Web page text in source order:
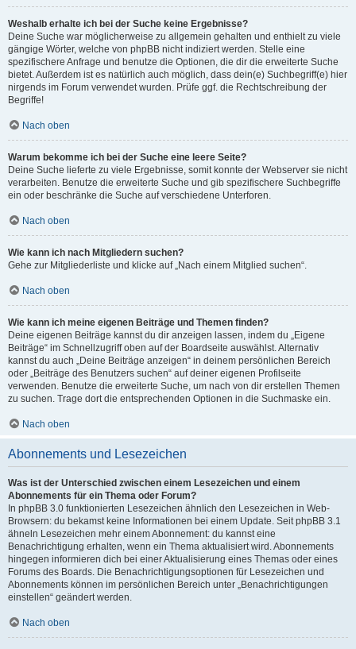
Weshalb erhalte ich bei der Suche keine Ergebnisse?
Deine Suche war möglicherweise zu allgemein gehalten und enthielt zu viele
gängige Wörter, welche von phpBB nicht indiziert werden. Stelle eine
spezifischere Anfrage und benutze die Optionen, die dir die erweiterte Suche
bietet. Außerdem ist es natürlich auch möglich, dass dein(e) Suchbegriff(e) hier
nirgends im Forum verwendet wurden. Prüfe ggf. die Rechtschreibung der
Begriffe!
Nach oben
Warum bekomme ich bei der Suche eine leere Seite?
Deine Suche lieferte zu viele Ergebnisse, somit konnte der Webserver sie nicht
verarbeiten. Benutze die erweiterte Suche und gib spezifischere Suchbegriffe
ein oder beschränke die Suche auf verschiedene Unterforen.
Nach oben
Wie kann ich nach Mitgliedern suchen?
Gehe zur Mitgliederliste und klicke auf „Nach einem Mitglied suchen“.
Nach oben
Wie kann ich meine eigenen Beiträge und Themen finden?
Deine eigenen Beiträge kannst du dir anzeigen lassen, indem du „Eigene
Beiträge“ im Schnellzugriff oben auf der Boardseite auswählst. Alternativ
kannst du auch „Deine Beiträge anzeigen“ in deinem persönlichen Bereich
oder „Beiträge des Benutzers suchen“ auf deiner eigenen Profilseite
verwenden. Benutze die erweiterte Suche, um nach von dir erstellen Themen
zu suchen. Trage dort die entsprechenden Optionen in die Suchmaske ein.
Nach oben
Abonnements und Lesezeichen
Was ist der Unterschied zwischen einem Lesezeichen und einem
Abonnements für ein Thema oder Forum?
In phpBB 3.0 funktionierten Lesezeichen ähnlich den Lesezeichen in Web-
Browsern: du bekamst keine Informationen bei einem Update. Seit phpBB 3.1
ähneln Lesezeichen mehr einem Abonnement: du kannst eine
Benachrichtigung erhalten, wenn ein Thema aktualisiert wird. Abonnements
hingegen informieren dich bei einer Aktualisierung eines Themas oder eines
Forums des Boards. Die Benachrichtigungsoptionen für Lesezeichen und
Abonnements können im persönlichen Bereich unter „Benachrichtigungen
einstellen“ geändert werden.
Nach oben